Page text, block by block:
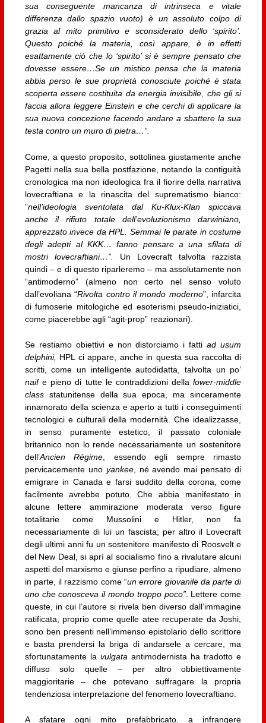
sua conseguente mancanza di intrinseca e vitale
differenza dallo spazio vuoto) è un assoluto colpo di
grazia al mito primitivo e sconsiderato dello ‘spirito’.
Questo poiché la materia, così appare, è in effetti
esattamente ciò che lo ‘spirito’ si è sempre pensato che
dovesse essere…Se un mistico pensa che la materia
abbia perso le sue proprietà conosciute poiché è stata
scoperta essere costituita da energia invisibile, che gli si
faccia allora leggere Einstein e che cerchi di applicare la
sua nuova concezione facendo andare a sbattere la sua
testa contro un muro di pietra…”.
Come, a questo proposito, sottolinea giustamente anche
Pagetti nella sua bella postfazione, notando la contiguità
cronologica ma non ideologica fra il fiorire della narrativa
lovecraftiana e la rinascita del suprematismo bianco:
”nell’ideologia sventolata dal Ku-Klux-Klan spiccava
anche il rifiuto totale dell’evoluzionismo darwiniano,
apprezzato invece da HPL. Semmai le parate in costume
degli adepti al KKK… fanno pensare a una sfilata di
mostri lovecraftiani…”. Un Lovecraft talvolta razzista
quindi – e di questo riparleremo – ma assolutamente non
“antimoderno” (almeno non certo nel senso voluto
dall’evoliana “Rivolta contro il mondo moderno”, infarcita
di fumoserie mitologiche ed esoterismi pseudo-iniziatici,
come piacerebbe agli “agit-prop” reazionari).
Se restiamo obiettivi e non distorciamo i fattiad usum
delphini, HPL ci appare, anche in questa sua raccolta di
scritti, come un intelligente autodidatta, talvolta un po’
naif e pieno di tutte le contraddizioni dellalower-middle
classstatunitense della sua epoca, ma sinceramente
innamorato della scienza e aperto a tutti i conseguimenti
tecnologici e culturali della modernità. Che idealizzasse,
in senso puramente estetico, il passato coloniale
britannico non lo rende necessariamente un sostenitore
dell’Ancien Régime , essendo egli sempre rimasto
pervicacemente uno yankee, né avendo mai pensato di
emigrare in Canada e farsi suddito della corona, come
facilmente avrebbe potuto. Che abbia manifestato in
alcune lettere ammirazione moderata verso figure
totalitarie come Mussolini e Hitler, non fa
necessariamente di lui un fascista; per altro il Lovecraft
degli ultimi anni fu un sostenitore manifesto di Roosvelt e
del New Deal, si aprì al socialismo fino a rivalutare alcuni
aspetti del marxismo e giunse perfino a ripudiare, almeno
in parte, il razzismo come “un errore giovanile da parte di
uno che conosceva il mondo troppo poco”. Lettere come
queste, in cui l’autore si rivela ben diverso dall’immagine
ratificata, proprio come quelle atee recuperate da Joshi,
sono ben presenti nell’immenso epistolario dello scrittore
e basta prendersi la briga di andarsele a cercare, ma
sfortunatamente la vulgata antimodernista ha tradotto e
diffuso solo quelle – per altro obbiettivamente
maggioritarie – che potevano suffragare la propria
tendenziosa interpretazione del fenomeno lovecraftiano.
A sfatare ogni mito prefabbricato, a infrangere